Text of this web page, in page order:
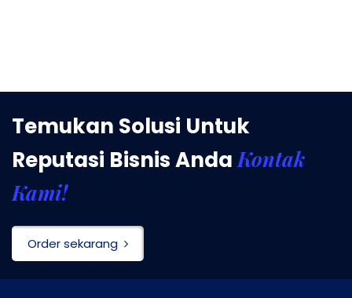
Temukan Solusi Untuk
Reputasi Bisnis AndaKontak
Kami!
Order sekarang